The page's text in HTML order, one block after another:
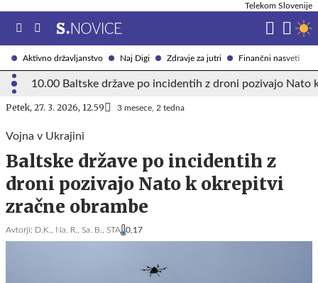
Aktivno državljanstvo Naj Digi Zdravje za jutri Finančni nasveti
10.00 Baltske države po incidentih z droni pozivajo Nato
Telekom Slovenije
Petek, 27. 3. 2026, 12.59 3 mesece, 2 tedna
Vojna v Ukrajini
Baltske države po incidentih z
droni pozivajo Nato k okrepitvi
zračne obrambe
Avtorji: D.K., Na. R., Sa. B., STA 0,17